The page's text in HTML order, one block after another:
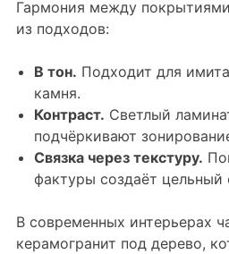
Гармония между
из подходов:
В тон. Подходит для
камня.
Контраст. Светлый
подчёркивают
Связка через текстуру.
фактуры создаёт цельный
В современных интерьерах
керамогранит под дерево,